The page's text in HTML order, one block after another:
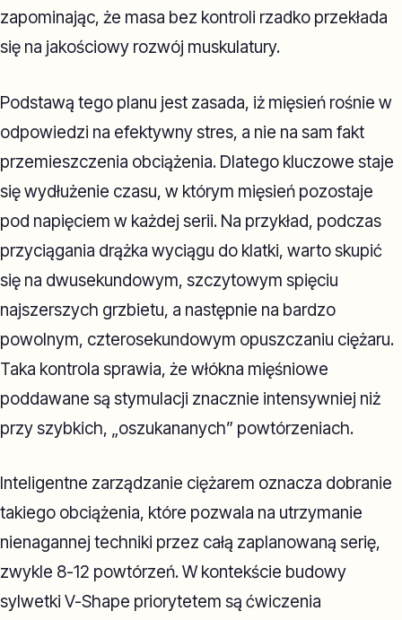
zapominając, że masa bez kontroli rzadko przekłada
się na jakościowy rozwój muskulatury.
Podstawą tego planu jest zasada, iż mięsień rośnie w
odpowiedzi na efektywny stres, a nie na sam fakt
przemieszczenia obciążenia. Dlatego kluczowe staje
się wydłużenie czasu, w którym mięsień pozostaje
pod napięciem w każdej serii. Na przykład, podczas
przyciągania drążka wyciągu do klatki, warto skupić
się na dwusekundowym, szczytowym spięciu
najszerszych grzbietu, a następnie na bardzo
powolnym, czterosekundowym opuszczaniu ciężaru.
Taka kontrola sprawia, że włókna mięśniowe
poddawane są stymulacji znacznie intensywniej niż
przy szybkich, „oszukananych” powtórzeniach.
Inteligentne zarządzanie ciężarem oznacza dobranie
takiego obciążenia, które pozwala na utrzymanie
nienagannej techniki przez całą zaplanowaną serię,
zwykle 8-12 powtórzeń. W kontekście budowy
sylwetki V-Shape priorytetem są ćwiczenia